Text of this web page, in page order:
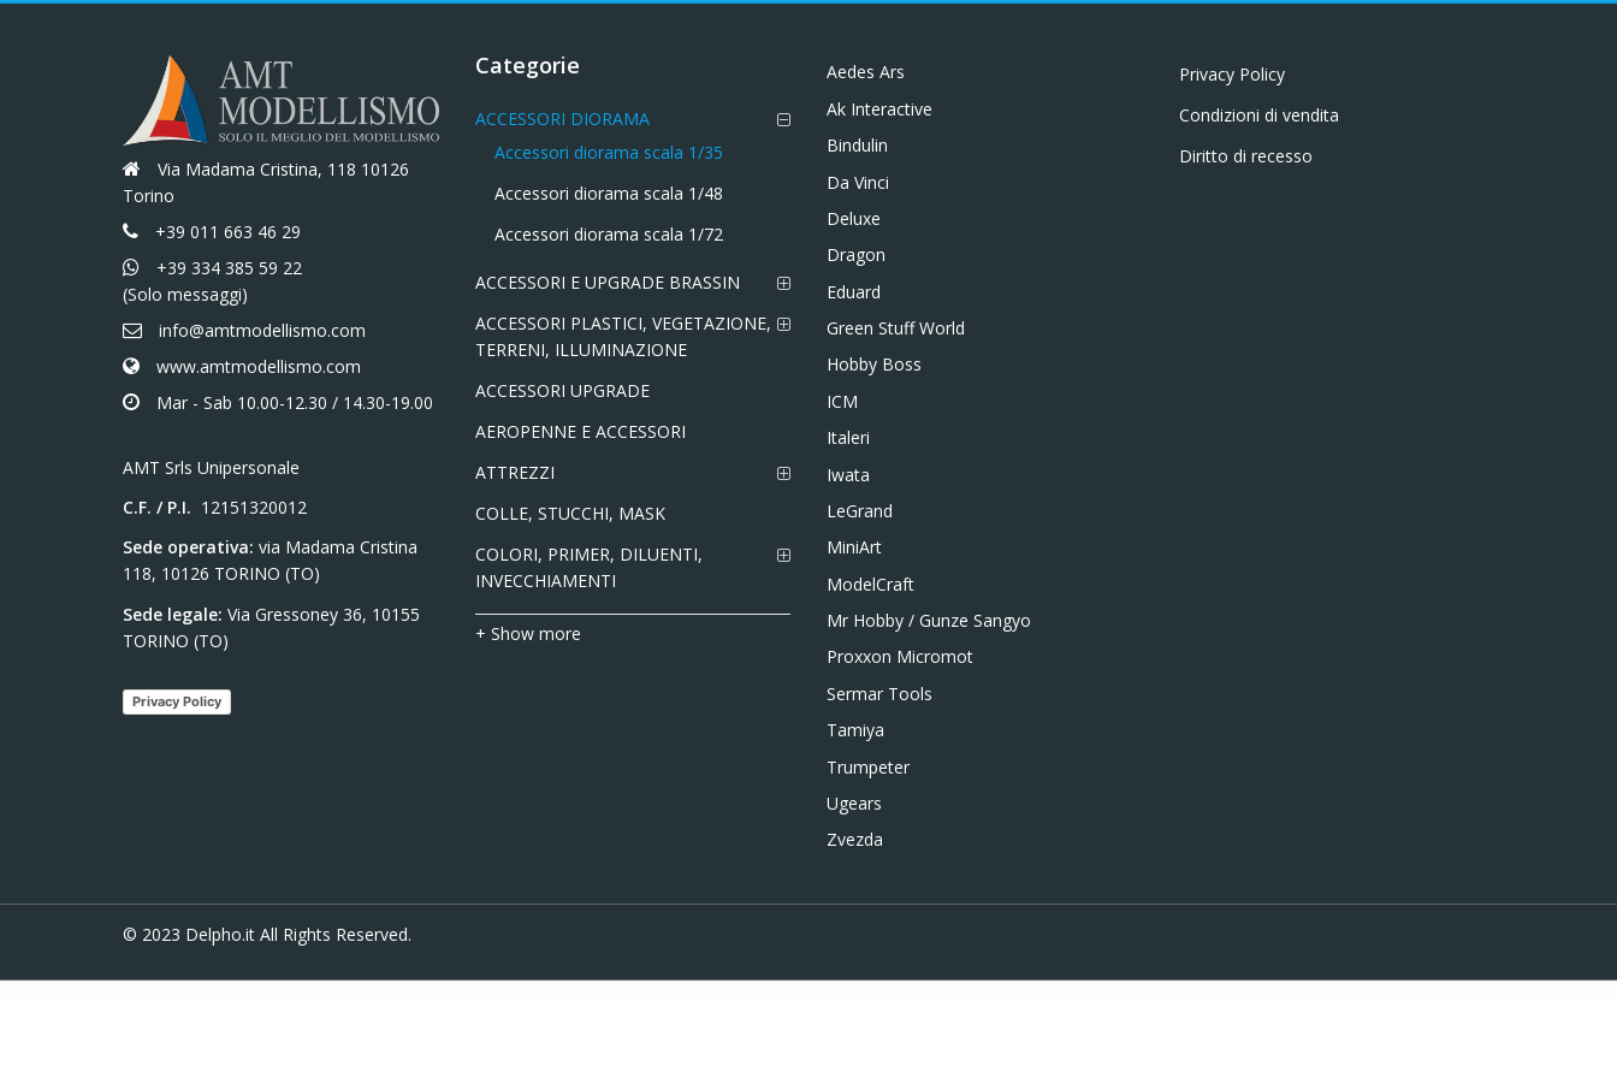
Via Madama Cristina, 118 10126
Torino
+39 011 663 46 29
+39 334 385 59 22
(Solo messaggi)
info@amtmodellismo.com
www.amtmodellismo.com
Mar - Sab 10.00-12.30 / 14.30-19.00
AMT Srls Unipersonale
C.F. / P.I. 12151320012
Sede operativa: via Madama Cristina
118, 10126 TORINO (TO)
Sede legale: Via Gressoney 36, 10155
TORINO (TO)
Privacy Policy
Categorie
ACCESSORI DIORAMA
Accessori diorama scala 1/35
Accessori diorama scala 1/48
Accessori diorama scala 1/72
ACCESSORI E UPGRADE BRASSIN
ACCESSORI PLASTICI, VEGETAZIONE,
TERRENI, ILLUMINAZIONE
ACCESSORI UPGRADE
AEROPENNE E ACCESSORI
ATTREZZI
COLLE, STUCCHI, MASK
COLORI, PRIMER, DILUENTI,
INVECCHIAMENTI
+ Show more
Aedes Ars
Ak Interactive
Bindulin
Da Vinci
Deluxe
Dragon
Eduard
Green Stuff World
Hobby Boss
ICM
Italeri
Iwata
LeGrand
MiniArt
ModelCraft
Mr Hobby / Gunze Sangyo
Proxxon Micromot
Sermar Tools
Tamiya
Trumpeter
Ugears
Zvezda
Privacy Policy
Condizioni di vendita
Diritto di recesso
© 2023 Delpho.it All Rights Reserved.